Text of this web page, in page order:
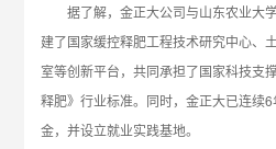
据了解，金正大公司与山东农业大
建了国家缓控释肥工程技术研究中心、
室等创新平台，共同承担了国家科技支
释肥》行业标准。同时，金正大已连续
金，并设立就业实践基地。